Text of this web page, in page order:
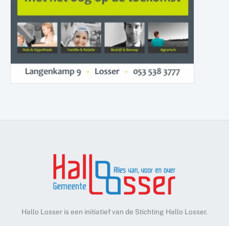
Hallo Losser is een initiatief van de Stichting Hallo Losser.